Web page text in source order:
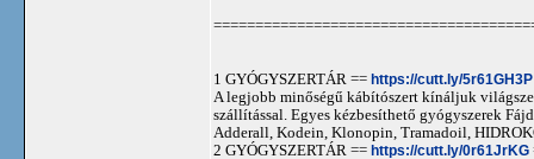
1 GYÓGYSZERTÁR == https://cutt.ly/5r61GH3P
A legjobb minőségű kábítószert kínáljuk
szállítással. Egyes kézbesíthető gyógyszerek
Adderall, Kodein, Klonopin, Tramadoil,
2 GYÓGYSZERTÁR == https://cutt.ly/0r61JrKG